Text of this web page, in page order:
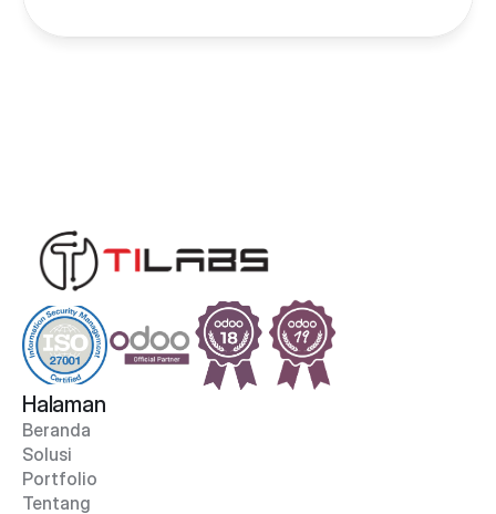
Halaman
Beranda
Solusi
Portfolio
Tentang